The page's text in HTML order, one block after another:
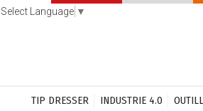
Select Language ▼
TIP DRESSER INDUSTRIE 4.0